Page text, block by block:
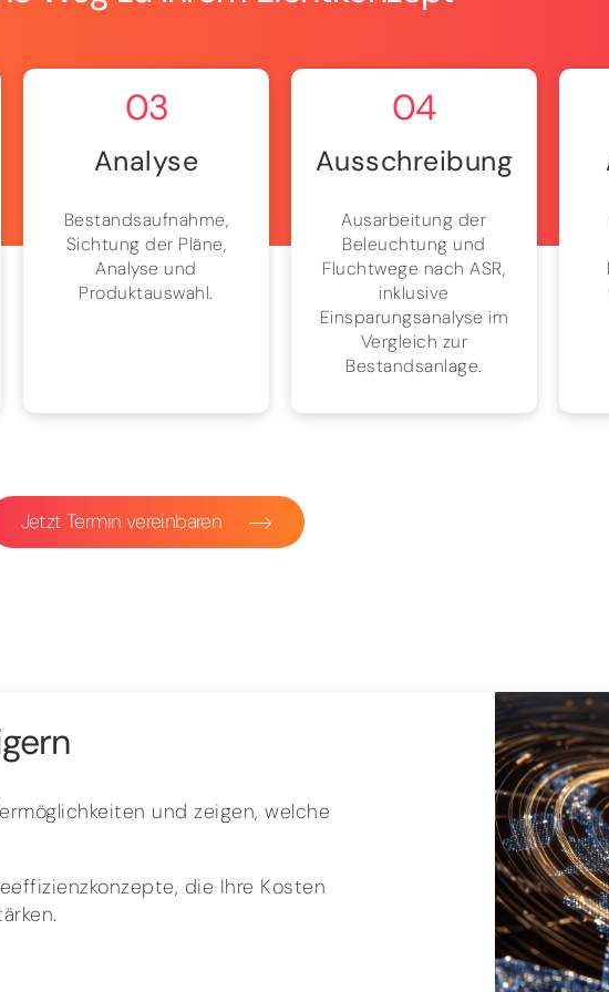
03
Analyse
Bestandsaufnahme,
Sichtung der Pläne,
Analyse und
Produktauswahl.
04
Ausschreibung
Ausarbeitung der
Beleuchtung und
Fluchtwege nach ASR,
inklusive
Einsparungsanalyse im
Vergleich zur
Bestandsanlage.
Jetzt Termin vereinbaren
und zeigen, welche
die Ihre Kosten